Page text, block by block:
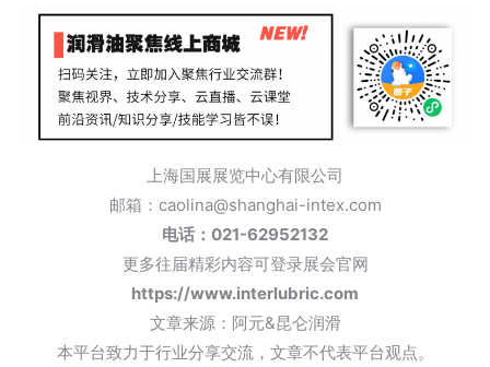
上海国展展览中心有限公司
邮箱：caolina@shanghai-intex.com
电话：021-62952132
更多往届精彩内容可登录展会官网
https://www.interlubric.com
文章来源：阿元&昆仑润滑
本平台致力于行业分享交流，文章不代表平台观点。